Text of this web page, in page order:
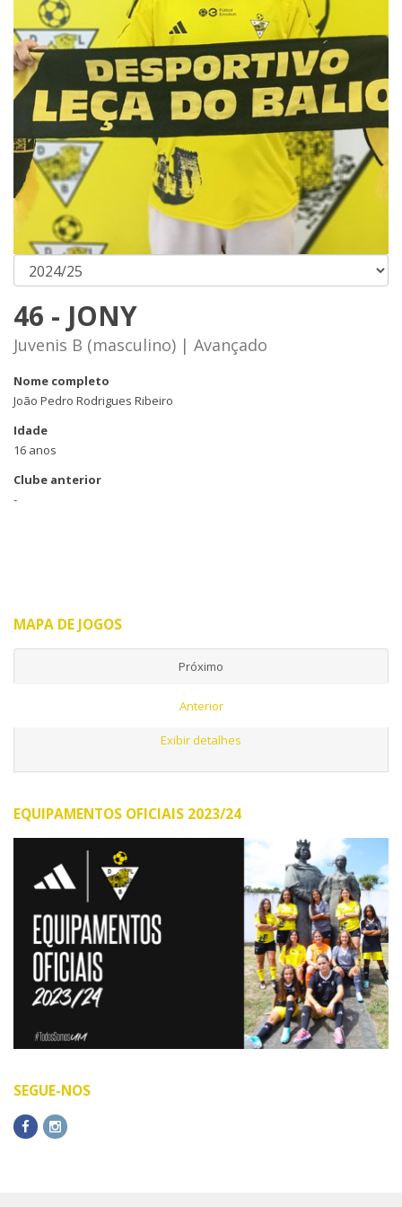
46 - JONY
Juvenis B (masculino) | Avançado
Nome completo
João Pedro Rodrigues Ribeiro
Idade
16 anos
Clube anterior
-
MAPA DE JOGOS
Próximo
Anterior
Exibir detalhes
EQUIPAMENTOS OFICIAIS 2023/24
SEGUE-NOS